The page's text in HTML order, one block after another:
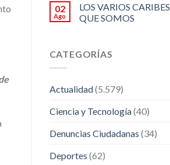
02
Ago
LOS VARIOS CARIBES
QUE SOMOS
CATEGORÍAS
Actualidad(5.579)
Ciencia y Tecnología(40)
Denuncias Ciudadanas (34)
Deportes (62)